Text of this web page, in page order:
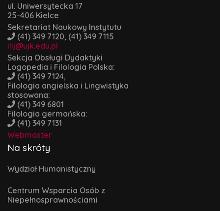
ul. Uniwersytecka 17
25-406 Kielce
Sekretariat Naukowy Instytutu
(41) 349 7120, (41) 349 7115
ilij@ujk.edu.pl
Sekcja Obsługi Dydaktyki
Logopedia i Filologia Polska:
(41) 349 7124,
Filologia angielska i Lingwistyka
stosowana:
(41) 349 6801
Filologia germańska:
(41) 349 7131
Webmaster
Na skróty
Wydział Humanistyczny
Centrum Wsparcia Osób z
Niepełnosprawnościami